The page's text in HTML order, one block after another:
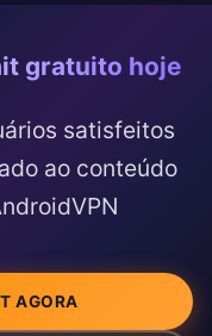
gratuito hoje
satisfeitos
ao conteúdo
AGORA